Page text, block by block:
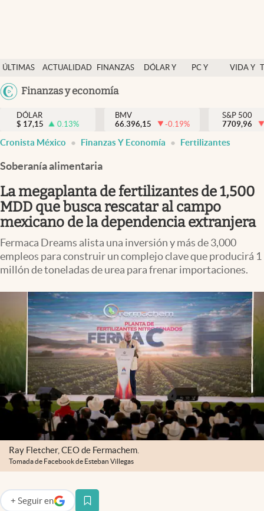
ÚLTIMAS
NOTICIAS
ACTUALIDAD
FINANZAS
DÓLAR Y
PC Y
VIDA Y
México
USA
Finanzas y economía
Actualidad
Finanzas y economía
Dólar y mercados
Pc y celular
Vida y estilo
Tv
Clima
Espiritualidad
Mediakit
abre en nueva pestaña
México
DÓLAR
$ 17,15 0.13%
BMV
66.396,15
-0.19%
S&P 500
7709,96
Cronista México Finanzas Y Economía Fertilizantes
Soberanía alimentaria
La megaplanta de fertilizantes de 1,500
MDD que busca rescatar al campo
mexicano de la dependencia extranjera
Fermaca Dreams alista una inversión y más de 3,000
empleos para construir un complejo clave que producirá 1
millón de toneladas de urea para frenar importaciones.
Ray Fletcher, CEO de Fermachem.
Tomada de Facebook de Esteban Villegas
+ Seguir en
abre en nueva pestaña